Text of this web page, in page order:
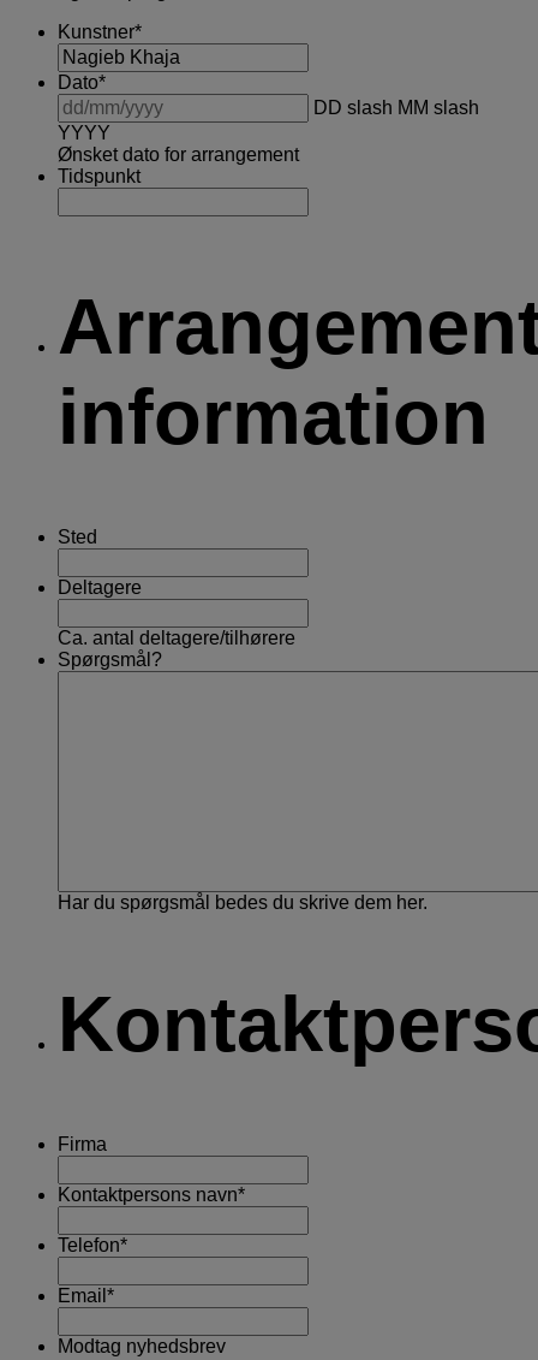
Kunstner*
Dato*
DD slash MM slash
YYYY
Ønsket dato for arrangement
Tidspunkt
information
Sted
Deltagere
Ca. antal deltagere/tilhørere
Spørgsmål?
Har du spørgsmål bedes du skrive dem her.
Firma
Kontaktpersons navn*
Telefon*
Email *
Modtag nyhedsbrev